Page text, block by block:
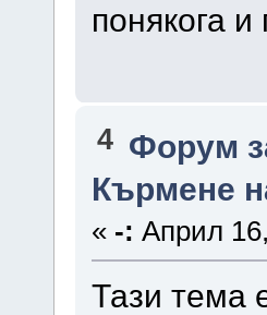
понякога и
4 Форум
Кърмене
« -: Април
Тази тема